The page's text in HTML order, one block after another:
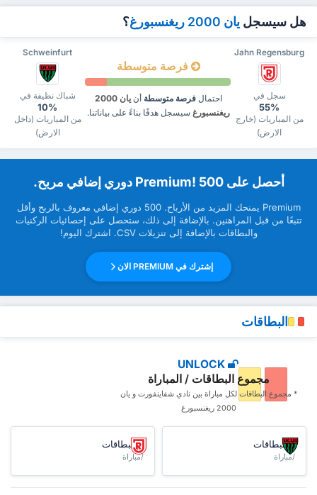
هل سيسجل يان 2000 ريغنسبورغ ؟
Schweinfurt Jahn Regensburg
شباك نظيفة في
10%
من المباريات (داخل
الارض)
فرصة متوسطة
احتمال فرصة متوسطة أن
يان 2000
ريغنسبورغ سيسجل هدفًا بناءً على بياناتنا.
سجل في
55%
من المباريات (خارج
الارض)
‏أحصل على Premium! 500 دوري إضافي مربح.
Premium ‏يمنحك المزيد من ‏الأرباح. 500 دوري إضافي معروف بالربح وأقل
تتبعًا من قبل ‏المراهنين. بالإضافة إلى ذلك، ستحصل على إحصائيات الركنيات
والبطاقات بالإضافة إلى تنزيلات CSV. اشترك اليوم!
إشترك في PREMIUM الان
البطاقات
UNLOCK
مجموع البطاقات / المباراة
* مجموع البطاقات ‏لكل مباراة بين نادي شفاينفورت و يان
2000 ريغنسبورغ
البطاقات
/مباراة
البطاقات
/مباراة